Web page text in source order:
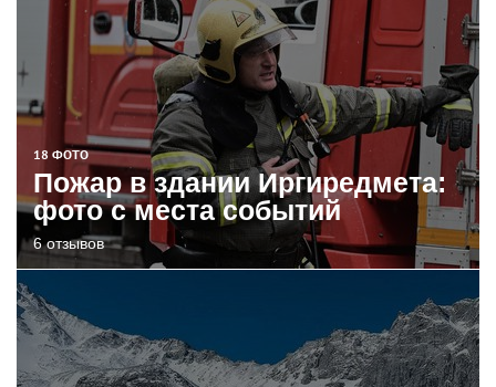
18 ФОТО
Пожар в здании Иргиредмета:
фото с места событий
6 отзывов